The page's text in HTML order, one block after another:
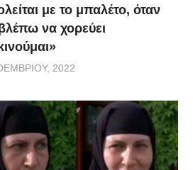
με το μπαλέτο, όταν
να χορεύει
2022